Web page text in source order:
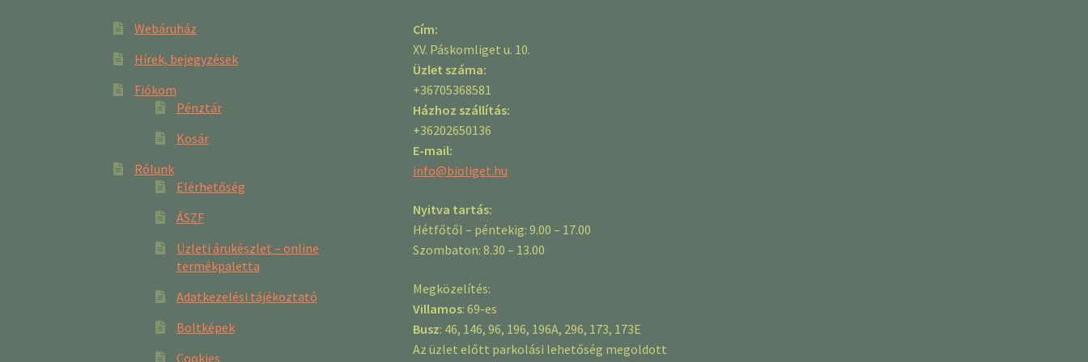
Webáruház
Hírek, bejegyzések
Fiókom
Pénztár
Kosár
Rólunk
Elérhetőség
ÁSZF
Üzleti árukészlet – online
termékpaletta
Adatkezelési tájékoztató
Boltképek
Cookies
Cím:
XV. Páskomliget u. 10.
Üzlet száma:
+36705368581
Házhoz szállítás:
+36202650136
E-mail:
info@bioliget.hu
Nyitva tartás:
Hétfőtől – péntekig: 9.00 – 17.00
Szombaton: 8.30 – 13.00
Megközelítés:
Villamos: 69-es
Busz: 46, 146, 96, 196, 196A, 296, 173, 173E
Az üzlet előtt parkolási lehetőség megoldott